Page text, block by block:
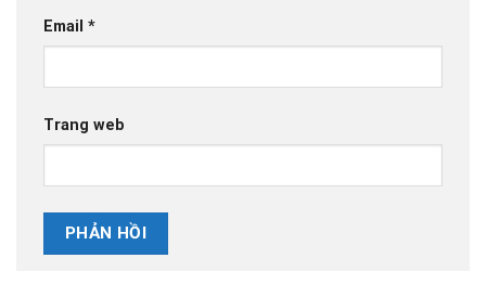
Email *
Trang web